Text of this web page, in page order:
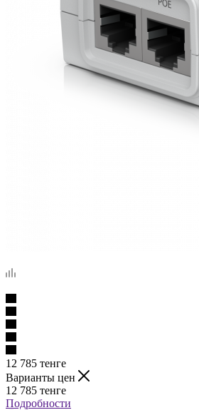
12 785 тенге
Варианты цен
12 785 тенге
Подробности